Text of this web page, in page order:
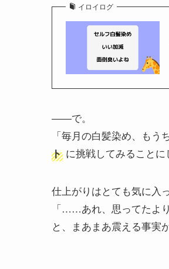
イロイログ
――で。
「毎月の白髪染め、も
ト に挑戦してみることに
仕上がりはとても気に入
「……あれ、思ってたよ
と、まあまあ震える事実